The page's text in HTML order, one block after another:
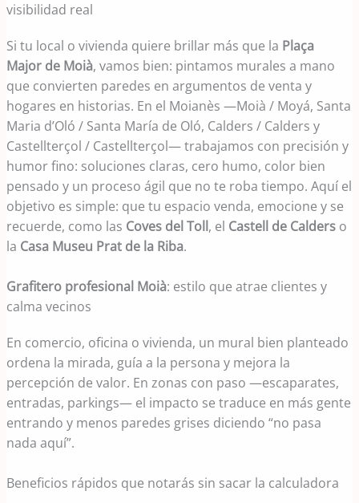
visibilidad real
Si tu local o vivienda quiere brillar más que la Plaça
Major de Moià, vamos bien: pintamos murales a mano
que convierten paredes en argumentos de venta y
hogares en historias. En el Moianès —Moià / Moyá, Santa
Maria d’Oló / Santa María de Oló, Calders / Calders y
Castellterçol / Castellterçol— trabajamos con precisión y
humor fino: soluciones claras, cero humo, color bien
pensado y un proceso ágil que no te roba tiempo. Aquí el
objetivo es simple: que tu espacio venda, emocione y se
recuerde, como las Coves del Toll, el Castell de Calders o
la Casa Museu Prat de la Riba.
Grafitero profesional Moià: estilo que atrae clientes y
calma vecinos
En comercio, oficina o vivienda, un mural bien planteado
ordena la mirada, guía a la persona y mejora la
percepción de valor. En zonas con paso —escaparates,
entradas, parkings— el impacto se traduce en más gente
entrando y menos paredes grises diciendo “no pasa
nada aquí”.
Beneficios rápidos que notarás sin sacar la calculadora